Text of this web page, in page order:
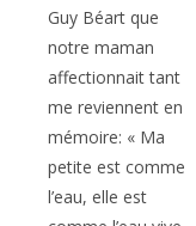
Guy Béart que
notre maman
affectionnait tant
me reviennent en
mémoire: « Ma
petite est comme
l’eau, elle est